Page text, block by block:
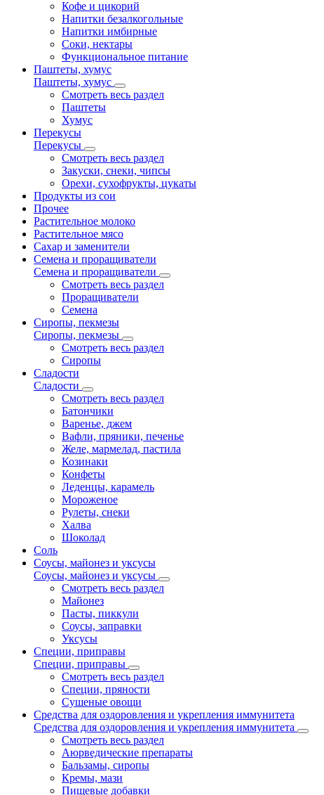
Кофе и цикорий
Напитки безалкогольные
Напитки имбирные
Соки, нектары
Функциональное питание
Паштеты, хумус
Паштеты, хумус
Смотреть весь раздел
Паштеты
Хумус
Перекусы
Перекусы
Смотреть весь раздел
Закуски, снеки, чипсы
Орехи, сухофрукты, цукаты
Продукты из сои
Прочее
Растительное молоко
Растительное мясо
Сахар и заменители
Семена и проращиватели
Семена и проращиватели
Смотреть весь раздел
Проращиватели
Семена
Сиропы, пекмезы
Сиропы, пекмезы
Смотреть весь раздел
Сиропы
Сладости
Сладости
Смотреть весь раздел
Батончики
Варенье, джем
Вафли, пряники, печенье
Желе, мармелад, пастила
Козинаки
Конфеты
Леденцы, карамель
Мороженое
Рулеты, снеки
Халва
Шоколад
Соль
Соусы, майонез и уксусы
Соусы, майонез и уксусы
Смотреть весь раздел
Майонез
Пасты, пиккули
Соусы, заправки
Уксусы
Специи, приправы
Специи, приправы
Смотреть весь раздел
Специи, пряности
Сушеные овощи
Средства для оздоровления и укрепления иммунитета
Средства для оздоровления и укрепления иммунитета
Смотреть весь раздел
Аюрведические препараты
Бальзамы, сиропы
Кремы, мази
Пищевые добавки